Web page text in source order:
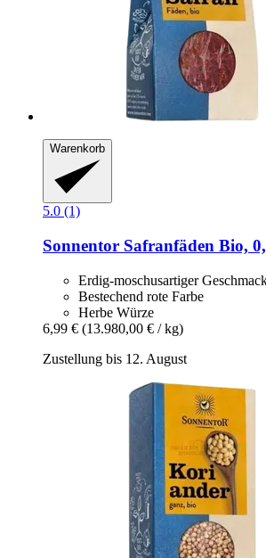
Warenkorb
5.0 (1)
Sonnentor Safranfäden Bio,
Erdig-moschusartiger
Bestechend rote Farbe
Herbe Würze
6,99 € (13.980,00 € / kg)
Zustellung bis 12. August